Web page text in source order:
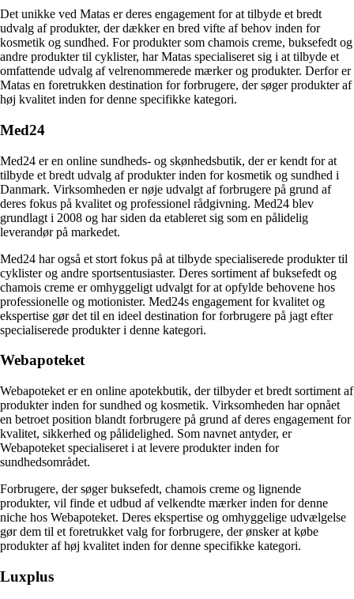
Det unikke ved Matas er deres engagement for at tilbyde et bredt
udvalg af produkter, der dækker en bred vifte af behov inden for
kosmetik og sundhed. For produkter som chamois creme, buksefedt og
andre produkter til cyklister, har Matas specialiseret sig i at tilbyde et
omfattende udvalg af velrenommerede mærker og produkter. Derfor er
Matas en foretrukken destination for forbrugere, der søger produkter af
høj kvalitet inden for denne specifikke kategori.
Med24
Med24 er en online sundheds- og skønhedsbutik, der er kendt for at
tilbyde et bredt udvalg af produkter inden for kosmetik og sundhed i
Danmark. Virksomheden er nøje udvalgt af forbrugere på grund af
deres fokus på kvalitet og professionel rådgivning. Med24 blev
grundlagt i 2008 og har siden da etableret sig som en pålidelig
leverandør på markedet.
Med24 har også et stort fokus på at tilbyde specialiserede produkter til
cyklister og andre sportsentusiaster. Deres sortiment af buksefedt og
chamois creme er omhyggeligt udvalgt for at opfylde behovene hos
professionelle og motionister. Med24s engagement for kvalitet og
ekspertise gør det til en ideel destination for forbrugere på jagt efter
specialiserede produkter i denne kategori.
Webapoteket
Webapoteket er en online apotekbutik, der tilbyder et bredt sortiment af
produkter inden for sundhed og kosmetik. Virksomheden har opnået
en betroet position blandt forbrugere på grund af deres engagement for
kvalitet, sikkerhed og pålidelighed. Som navnet antyder, er
Webapoteket specialiseret i at levere produkter inden for
sundhedsområdet.
Forbrugere, der søger buksefedt, chamois creme og lignende
produkter, vil finde et udbud af velkendte mærker inden for denne
niche hos Webapoteket. Deres ekspertise og omhyggelige udvælgelse
gør dem til et foretrukket valg for forbrugere, der ønsker at købe
produkter af høj kvalitet inden for denne specifikke kategori.
Luxplus